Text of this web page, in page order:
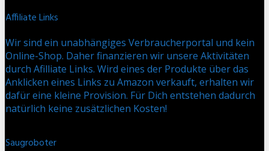
Affiliate Links
Wir sind ein unabhängiges Verbraucherportal und kein
Online-Shop. Daher finanzieren wir unsere Aktivitäten
durch Afilliate Links. Wird eines der Produkte über das
Anklicken eines Links zu Amazon verkauft, erhalten wir
dafür eine kleine Provision. Für Dich entstehen dadurch
natürlich keine zusätzlichen Kosten!
Saugroboter